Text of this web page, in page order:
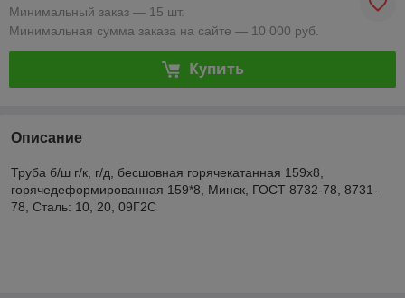
Минимальный заказ — 15 шт.
Минимальная сумма заказа на сайте — 10 000 руб.
Купить
Описание
Труба б/ш г/к, г/д, бесшовная горячекатанная 159х8,
горячедеформированная 159*8, Минск, ГОСТ 8732-78, 8731-
78, Сталь: 10, 20, 09Г2С